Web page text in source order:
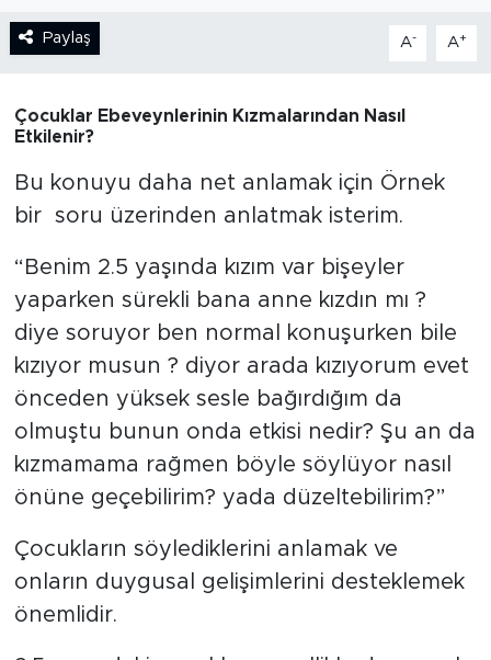
Paylaş A- A+
Çocuklar Ebeveynlerinin Kızmalarından Nasıl
Etkilenir?
Bu konuyu daha net anlamak için Örnek
bir soru üzerinden anlatmak isterim.
“Benim 2.5 yaşında kızım var bişeyler
yaparken sürekli bana anne kızdın mı ?
diye soruyor ben normal konuşurken bile
kızıyor musun ? diyor arada kızıyorum evet
önceden yüksek sesle bağırdığım da
olmuştu bunun onda etkisi nedir? Şu an da
kızmamama rağmen böyle söylüyor nasıl
önüne geçebilirim? yada düzeltebilirim?”
Çocukların söylediklerini anlamak ve
onların duygusal gelişimlerini desteklemek
önemlidir.
BİLİM-TEKNOLOJİ
NOSTALJİ
KULİS
YAZARLAR
POLİTİKA
EKONOMİ
SPOR
KÜLTÜR SANAT